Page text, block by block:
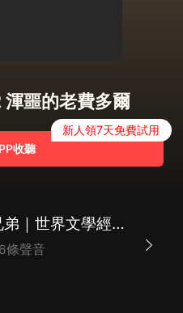
噩的老費多爾
收聽
新人領7天免費試用
卡拉馬佐夫兄弟｜世界文學經典著作
條聲音